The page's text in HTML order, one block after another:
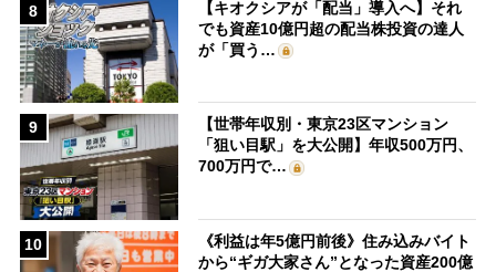
8
【キオクシアが「配当」導入へ】それ
でも資産10億円超の配当株投資の達人
が「買う…
9
【世帯年収別・東京23区マンション
「狙い目駅」を大公開】年収500万円、
700万円で…
10
《利益は年5億円前後》住み込みバイト
から“ギガ大家さん”となった資産200億